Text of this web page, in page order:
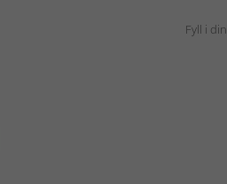
Fyll i